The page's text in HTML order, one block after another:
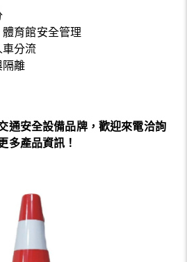
育館安全管理
分流
離
通安全設備品牌，歡迎來電洽詢
多產品資訊！